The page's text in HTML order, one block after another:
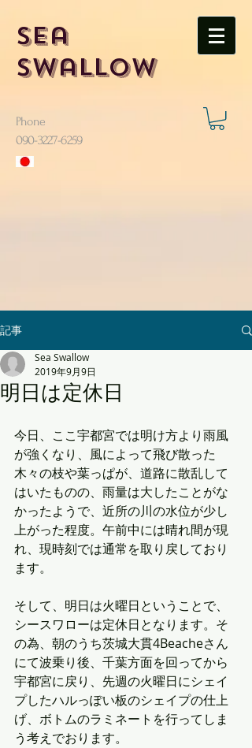
Sea
Swallow
Phone
​090-3227-6259
記事
明日は定休日
Sea Swallow
2019年9月9日
今日、ここ宇都宮では明け方より雨風
が強くなり、風によって飛び散った
木々の枝や葉っぱが、道路に散乱して
はいたものの、雨量は大したことがな
かったようで、近所の川の水位が少し
上がった程度。午前中には晴れ間が現
れ、現時刻では通常を取り戻しており
ます。
そして、明日は火曜日ということで、
シースワローは定休日となります。そ
の為、朝のうち茨城大貫4Beacheさん
にて波乗り後、千葉方面を回ってから
宇都宮に戻り、先週の火曜日にシェイ
プしたハルっぽい板のシェイプの仕上
げ、ボトムのラミネートを行ってしま
う考えでおります。